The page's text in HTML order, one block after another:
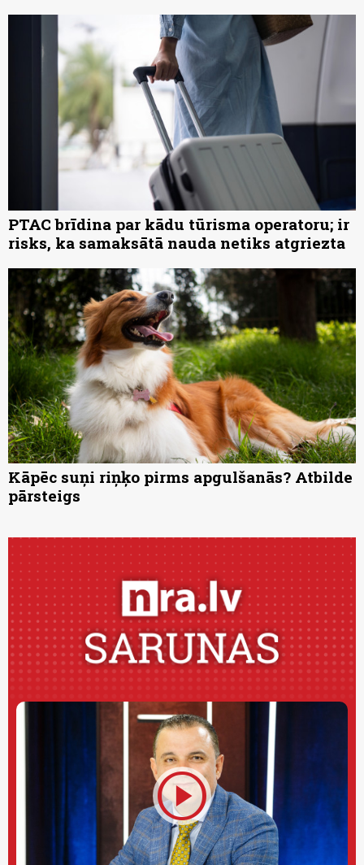
PTAC brīdina par kādu tūrisma operatoru; ir
risks, ka samaksātā nauda netiks atgriezta
Kāpēc suņi riņķo pirms apgulšanās? Atbilde
pārsteigs
play_circle